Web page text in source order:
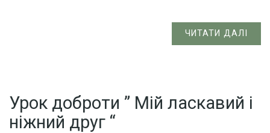
ЧИТАТИ ДАЛІ
Урок доброти ” Мій ласкавий і
ніжний друг “